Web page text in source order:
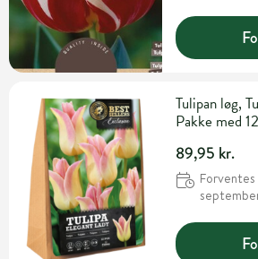
Tulipan løg,
Pakke med
89,95 kr.
Forventes